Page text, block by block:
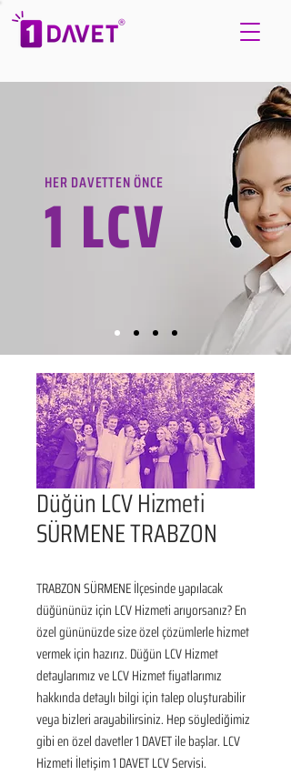
HER DAVETTEN ÖNCE
1 LCV
Düğün LCV Hizmeti
SÜRMENE TRABZON
TRABZON SÜRMENE İlçesinde yapılacak
düğününüz için LCV Hizmeti arıyorsanız? En
özel gününüzde size özel çözümlerle hizmet
vermek için hazırız. Düğün LCV Hizmet
detaylarımız ve LCV Hizmet fiyatlarımız
hakkında detaylı bilgi için talep oluşturabilir
veya bizleri arayabilirsiniz. Hep söylediğimiz
gibi en özel davetler 1 DAVET ile başlar. LCV
Hizmeti İletişim 1 DAVET LCV Servisi.